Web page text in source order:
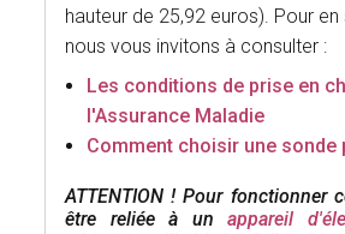
hauteur de 25,92 euros). Pour en
nous vous invitons à consulter :
Les conditions de prise en
l'Assurance Maladie
Comment choisir une sonde
ATTENTION ! Pour fonctionner
être reliée à unappareil